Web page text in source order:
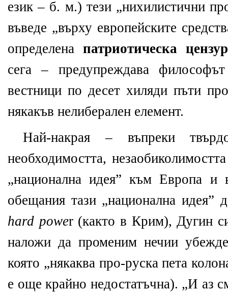
език – б. м.) тези „нихилистични
въведе „върху европейските
определенапатриотическа
сега – предупреждава
вестници по десет хиляди пъти
някакъв нелиберален елемент.
Най-накрая – въпреки
необходимостта,
„национална идея” към Европа и
обещания тази „национална идея”
hard power (както в Крим), Дугин
наложи да променим нечии
която „някаква про-руска пета
е още крайно недостатъчна). „И аз